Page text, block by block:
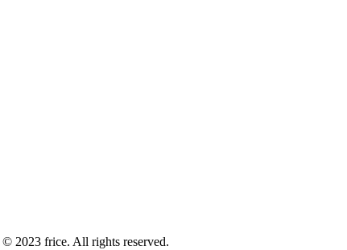
© 2023 frice. All rights reserved.